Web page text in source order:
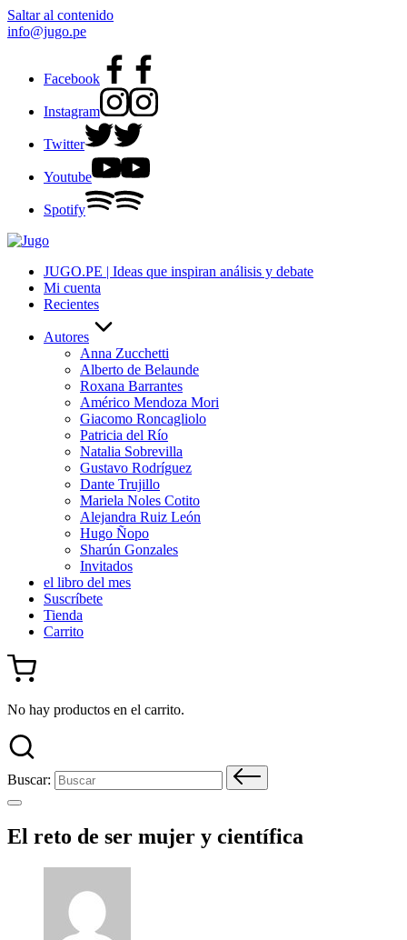
Saltar al contenido
info@jugo.pe
Facebook
Instagram
Twitter
Youtube
Spotify
JUGO.PE | Ideas que inspiran análisis y debate
Mi cuenta
Recientes
Autores
Anna Zucchetti
Alberto de Belaunde
Roxana Barrantes
Américo Mendoza Mori
Giacomo Roncagliolo
Patricia del Río
Natalia Sobrevilla
Gustavo Rodríguez
Dante Trujillo
Mariela Noles Cotito
Alejandra Ruiz León
Hugo Ñopo
Sharún Gonzales
Invitados
el libro del mes
Suscríbete
Tienda
Carrito
No hay productos en el carrito.
Buscar:
El reto de ser mujer y científica